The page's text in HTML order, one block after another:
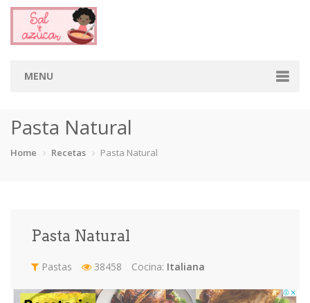
MENU
Categorias
Pasta Natural
Home Recetas Pasta Natural
Pasta Natural
Pastas 38458 Cocina: Italiana